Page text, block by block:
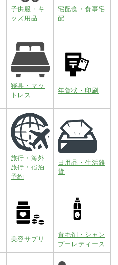
子供服・キ
ッズ用品
宅配食・食事宅
配
寝具・マッ
トレス
年賀状・印刷
旅行・海外
旅行・宿泊
予約
日用品・生活雑
貨
美容サプリ
育毛剤・シャン
プーレディース